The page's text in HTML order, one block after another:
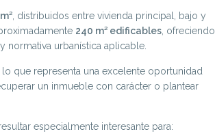
, distribuidos entre vivienda principal, bajo y
240 m² edificables , ofreciendo
urbanística aplicable.
que representa una excelente oportunidad
un inmueble con carácter o plantear
especialmente interesante para: